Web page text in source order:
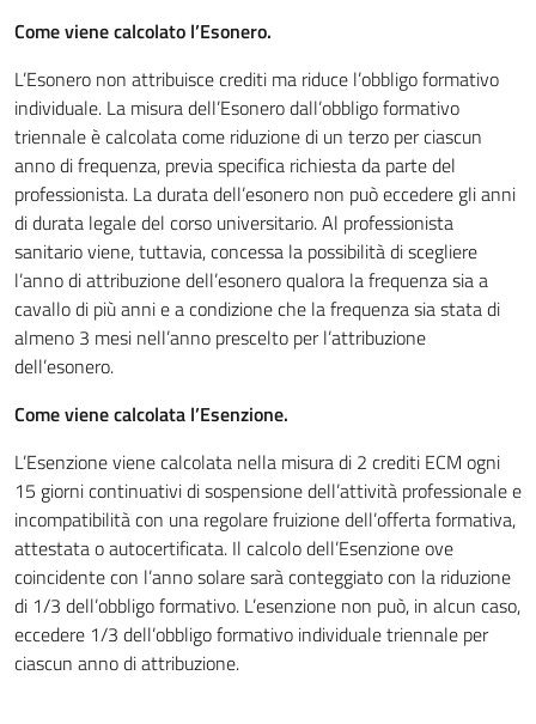
Come viene calcolato l’Esonero.
L’Esonero non attribuisce crediti ma riduce l’obbligo formativo
individuale. La misura dell’Esonero dall’obbligo formativo
triennale è calcolata come riduzione di un terzo per ciascun
anno di frequenza, previa specifica richiesta da parte del
professionista. La durata dell’esonero non può eccedere gli anni
di durata legale del corso universitario. Al professionista
sanitario viene, tuttavia, concessa la possibilità di scegliere
l’anno di attribuzione dell’esonero qualora la frequenza sia a
cavallo di più anni e a condizione che la frequenza sia stata di
almeno 3 mesi nell’anno prescelto per l’attribuzione
dell’esonero.
Come viene calcolata l’Esenzione.
L’Esenzione viene calcolata nella misura di 2 crediti ECM ogni
15 giorni continuativi di sospensione dell’attività professionale e
incompatibilità con una regolare fruizione dell’offerta formativa,
attestata o autocertificata. Il calcolo dell’Esenzione ove
coincidente con l’anno solare sarà conteggiato con la riduzione
di 1/3 dell’obbligo formativo. L’esenzione non può, in alcun caso,
eccedere 1/3 dell’obbligo formativo individuale triennale per
ciascun anno di attribuzione.